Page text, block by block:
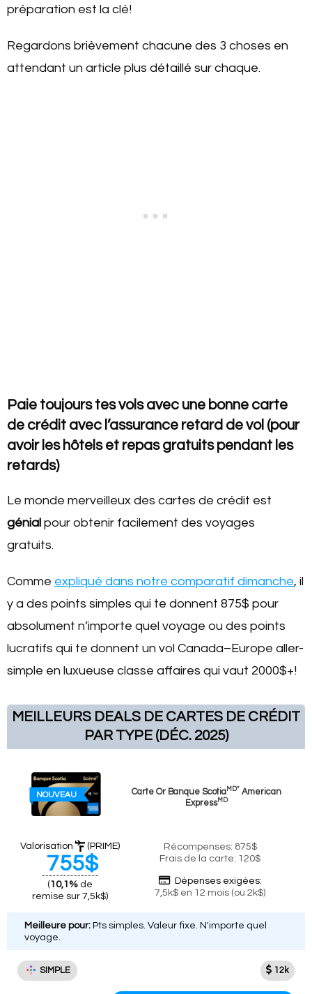
préparation est la clé!
Regardons brièvement chacune des 3 choses en
attendant un article plus détaillé sur chaque.
Paie toujours tes vols avec une bonne carte
de crédit avec l’assurance retard de vol (pour
avoir les hôtels et repas gratuits pendant les
retards)
Le monde merveilleux des cartes de crédit est
génial pour obtenir facilement des voyages
gratuits.
Comme expliqué dans notre comparatif dimanche, il
y a des points simples qui te donnent 875$ pour
absolument n’importe quel voyage ou des points
lucratifs qui te donnent un vol Canada–Europe aller-
simple en luxueuse classe affaires qui vaut 2000$+!
MEILLEURS DEALS DE CARTES DE CRÉDIT
PAR TYPE (DÉC. 2025)
Carte Or Banque Scotia MD* American
Express MD
NOUVEAU
SIMPLE 12k
Valorisation (PRIME)
755$
(10,1%de
remise sur 7,5k$)
Récompenses: 875$
Frais de la carte: 120$
Dépenses exigées:
7,5k$ en 12 mois (ou 2k$)
Meilleure pour: Pts simples. Valeur fixe. N'importe quel
voyage.